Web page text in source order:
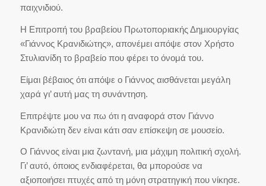
παιχνιδιού.
Η Επιτροπή του βραβείου Πρωτοποριακής Δημιουργίας
«Γιάννος Κρανιδιώτης», απονέμει απόψε στον Χρήστο
Στυλιανίδη το βραβείο που φέρει το όνομά του.
Είμαι βέβαιος ότι απόψε ο Γιάννος αισθάνεται μεγάλη
χαρά γι’ αυτή μας τη συνάντηση.
Επιτρέψτε μου να πω ότι η αναφορά στον Γιάννο
Κρανιδιώτη δεν είναι κάτι σαν επίσκεψη σε μουσείο.
Ο Γιάννος είναι μια ζωντανή, μια μάχιμη πολιτική σχολή.
Γι’ αυτό, όποιος ενδιαφέρεται, θα μπορούσε να
αξιοποιήσει πτυχές από τη μόνη στρατηγική που νίκησε.